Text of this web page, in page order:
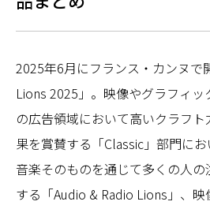
2025年6月にフランス・カンヌで
Lions 2025」。映像やグラフィ
の広告領域において高いクラフ
果を賞賛する「Classic」部門に
音楽そのものを通じて多くの人
する「Audio & Radio Lions」、